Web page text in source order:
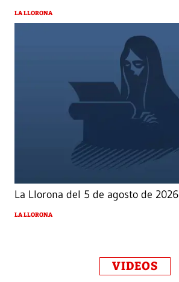
LA LLORONA
La Llorona del 5 de agosto de 2026
LA LLORONA
VIDEOS